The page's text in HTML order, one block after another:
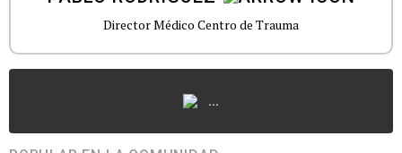
Director Médico Centro de Trauma
...